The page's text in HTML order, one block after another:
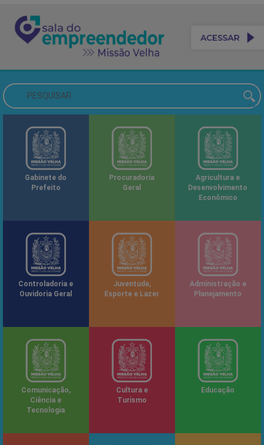
Gabinete do
Prefeito
Procuradoria
Geral
Agricultura e
Desenvolvimento
Econômico
Controladoria e
Ouvidoria Geral
Juventude,
Esporte e Lazer
Administração e
Planejamento
Comunicação,
Ciência e
Tecnologia
Cultura e
Turismo
Educação